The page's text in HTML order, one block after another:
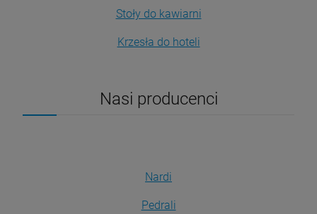
Stoły do kawiarni
Krzesła do hoteli
Nasi producenci
Nardi
Pedrali